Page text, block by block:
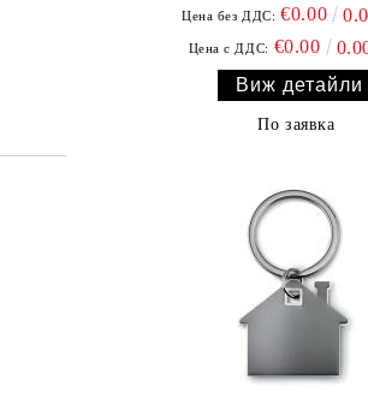
Цена без ДДС: €0.00
Цена с ДДС: €0.00
Виж детайли
По заявка